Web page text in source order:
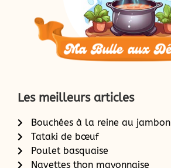
Les meilleurs articles
Bouchées à la reine au jambon
Tataki de bœuf
Poulet basquaise
Navettes thon mayonnaise